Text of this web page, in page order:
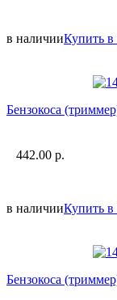
в наличииКупить в
Бензокоса
442.00 p.
в наличииКупить в
Бензокоса